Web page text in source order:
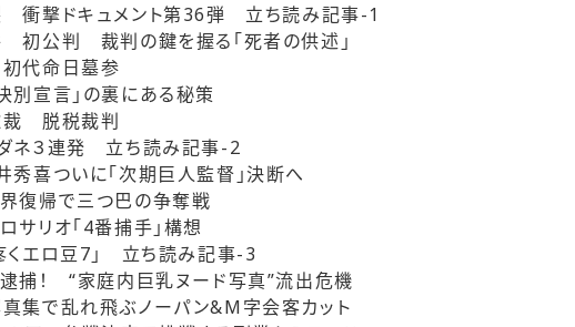
撃ドキュメント第36弾 立ち読み記事-1
公判 裁判の鍵を握る「死者の供述」
代命日墓参
宣言」の裏にある秘策
脱税裁判
ネ３連発 立ち読み記事-2
喜ついに「次期巨人監督」決断へ
復帰で三つ巴の争奪戦
リオ「4番捕手」構想
エロ豆7」 立ち読み記事-3
！ “家庭内巨乳ヌード写真”流出危機
で乱れ飛ぶノーパン&M字会客カット